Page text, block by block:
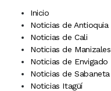
Inicio
Noticias de Antioquia
Noticias de Cali
Noticias de Manizales
Noticias de Envigado
Noticias de Sabaneta
Noticias Itagüí